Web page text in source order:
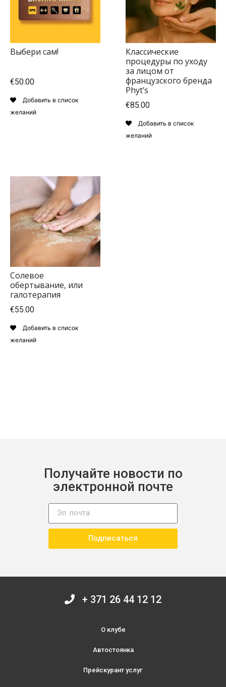
Выбери сам!
€50.00
Добавить в список
желаний
Классические
процедуры по уходу
за лицом от
французского бренда
Phyt’s
€85.00
Добавить в список
желаний
Солевое
обертывание, или
галотерапия
€55.00
Добавить в список
желаний
Получайте новости по
электронной почте
Подписаться
+ 371 26 44 12 12
О клубе
Автостоянка
Прейскурант услуг